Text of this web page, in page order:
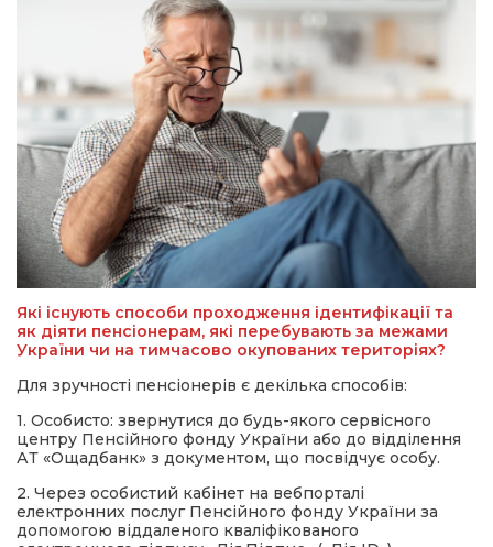
Які існують способи проходження ідентифікації та
як діяти пенсіонерам, які перебувають за межами
України чи на тимчасово окупованих територіях?
Для зручності пенсіонерів є декілька способів:
1. Особисто: звернутися до будь-якого сервісного
центру Пенсійного фонду України або до відділення
АТ «Ощадбанк» з документом, що посвідчує особу.
2. Через особистий кабінет на вебпорталі
електронних послуг Пенсійного фонду України за
допомогою віддаленого кваліфікованого